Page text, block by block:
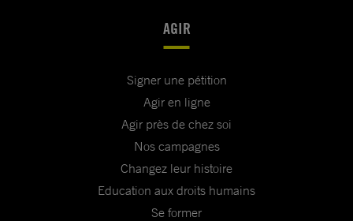
AGIR
Signer une pétition
Agir en ligne
Agir près de chez soi
Nos campagnes
Changez leur histoire
Education aux droits humains
Se former